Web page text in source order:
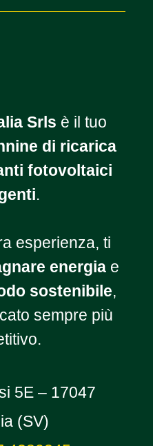
Srls è il tuo
di ricarica
fotovoltaici
.
esperienza, ti
energia e
sostenibile,
sempre più
5E – 17047
(SV)